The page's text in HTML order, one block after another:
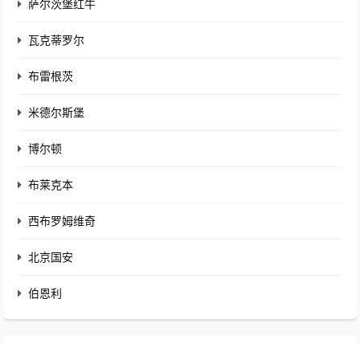
萨尔茨堡红牛
瓦克蒂罗尔
布雷根茨
米德尔斯堡
博尔顿
布莱克本
西布罗姆维奇
北京国安
伯恩利